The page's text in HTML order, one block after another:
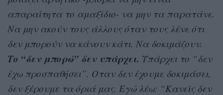
απαραίτητα το αμαξίδιο- να μην τα παρατάνε.
Να μην ακούν τους άλλους όταν τους λένε ότι
δεν μπορούν να κάνουν κάτι. Να δοκιμάζουν.
Το “δεν μπορώ” δεν υπάρχει. Υπάρχει το “δεν
έχω προσπαθήσει”. Οταν δεν έχουμε δοκιμάσει,
δεν ξέρουμε τα όριά μας. Εγώ λέω: “Κανείς δεν